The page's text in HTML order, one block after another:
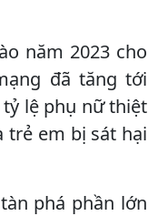
năm 2023 cho
đã tăng tới
lệ phụ nữ thiệt
trẻ em bị sát hại
phá phần lớn